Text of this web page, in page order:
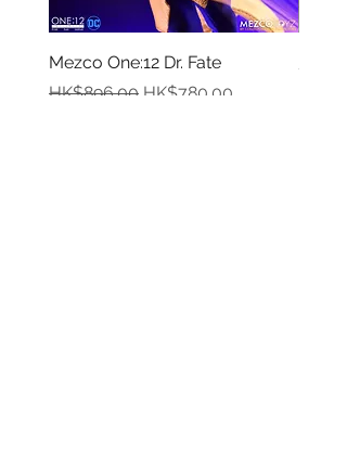
Mezco One:12 Dr. Fate
一般價格
HK$896.00 促銷價格
HK$780.00